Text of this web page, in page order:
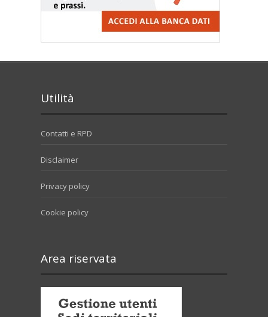
Utilità
Contatti e RPD
Disclaimer
Privacy policy
Cookie policy
Area riservata